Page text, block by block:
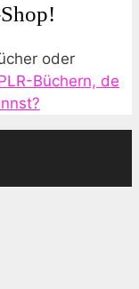
oder
Büchern, de